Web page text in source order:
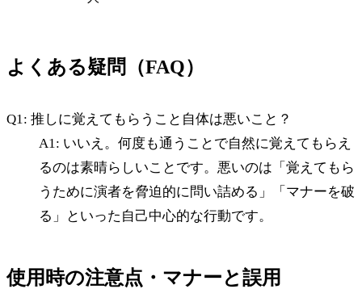
よくある疑問（FAQ）
Q1: 推しに覚えてもらうこと自体は悪いこと？
A1: いいえ。何度も通うことで自然に覚えてもらえ
るのは素晴らしいことです。悪いのは「覚えてもら
うために演者を脅迫的に問い詰める」「マナーを破
る」といった自己中心的な行動です。
使用時の注意点・マナーと誤用